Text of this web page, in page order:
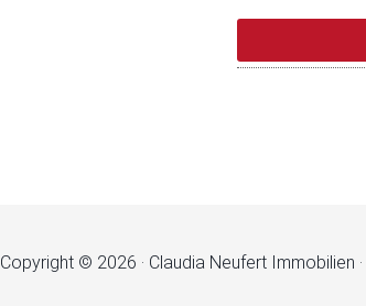
Copyright © 2026 · Claudia Neufert Immobilien ·